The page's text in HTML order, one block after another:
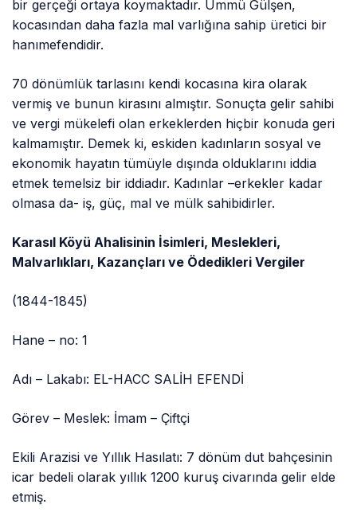
bir gerçeği ortaya koymaktadır. Ümmü Gülşen,
kocasından daha fazla mal varlığına sahip üretici bir
hanımefendidir.
70 dönümlük tarlasını kendi kocasına kira olarak
vermiş ve bunun kirasını almıştır. Sonuçta gelir sahibi
ve vergi mükelefi olan erkeklerden hiçbir konuda geri
kalmamıştır. Demek ki, eskiden kadınların sosyal ve
ekonomik hayatın tümüyle dışında olduklarını iddia
etmek temelsiz bir iddiadır. Kadınlar –erkekler kadar
olmasa da- iş, güç, mal ve mülk sahibidirler.
Karasıl Köyü Ahalisinin İsimleri, Meslekleri,
Malvarlıkları, Kazançları ve Ödedikleri Vergiler
(1844-1845)
Hane – no: 1
Adı – Lakabı: EL-HACC SALİH EFENDİ
Görev – Meslek: İmam – Çiftçi
Ekili Arazisi ve Yıllık Hasılatı: 7 dönüm dut bahçesinin
icar bedeli olarak yıllık 1200 kuruş civarında gelir elde
etmiş.